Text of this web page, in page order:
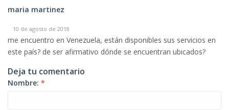
maria martinez
10 de agosto de 2018
me encuentro en Venezuela, están disponibles sus servicios en
este país? de ser afirmativo dónde se encuentran ubicados?
Deja tu comentario
Nombre: *